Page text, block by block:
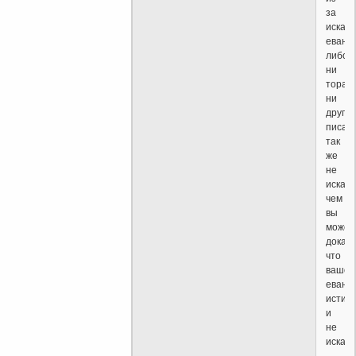
за
либо
ни
тора
ни
другие
так
же
не
чем
вы
что
ваше
и
не